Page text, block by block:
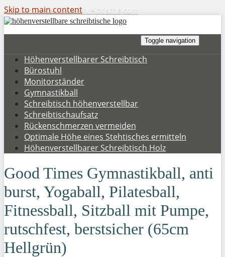
Skip to main content
Toggle navigation
hoehenverstellbare-schreibtische.com
Höhenverstellbarer Schreibtisch
Bürostuhl
Monitorständer
Gymnastikball
Schreibtisch höhenverstellbar
Schreibtischaufsatz
Rückenschmerzen vermeiden
Optimale Höhe eines Stehtisches ermitteln
Höhenverstellbarer Schreibtisch Holz
Good Times Gymnastikball, anti
burst, Yogaball, Pilatesball,
Fitnessball, Sitzball mit Pumpe,
rutschfest, berstsicher (65cm
Hellgrün)